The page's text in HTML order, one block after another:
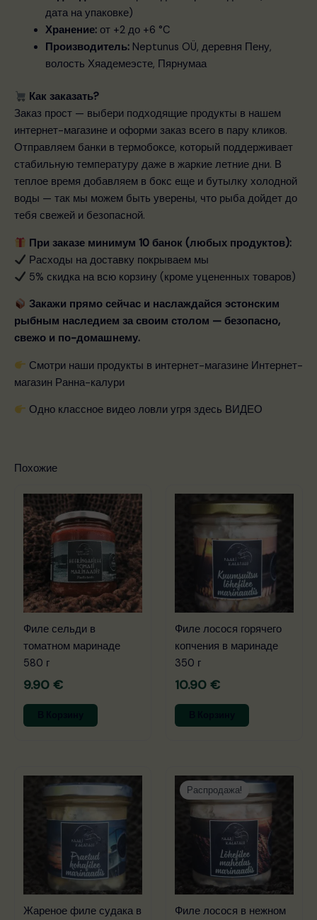
дата на упаковке)
Хранение:от +2 до +6 °C
Производитель:Neptunus OÜ, деревня Пену,
волость Хяадемеэсте, Пярнумаа
Как заказать?
Заказ прост — выбери подходящие продукты в нашем
интернет-магазине и оформи заказ всего в пару кликов.
Отправляем банки в термобоксе, который поддерживает
стабильную температуру даже в жаркие летние дни. В
теплое время добавляем в бокс еще и бутылку холодной
воды — так мы можем быть уверены, что рыба дойдет до
тебя свежей и безопасной.
При заказе минимум 10 банок (любых продуктов):
Расходы на доставку покрываем мы
5% скидка на всю корзину (кроме уцененных товаров)
Закажи прямо сейчас и наслаждайся эстонским
рыбным наследием за своим столом — безопасно,
свежо и по-домашнему.
Смотри наши продукты в интернет-магазине Интернет-
магазин Ранна-калури
Одно классное видео ловли угря здесь ВИДЕО
Похожие
Филе сельди в
томатном маринаде
580 г
9.90 €
Филе лосося горячего
копчения в маринаде
350 г
10.90 €
Жареное филе судака в
Распродажа!
Филе лосося в нежном
цена:
10.50 €.
Текущая
цена:
9.20 €.